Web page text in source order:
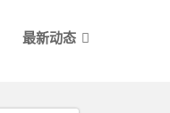
最新动态